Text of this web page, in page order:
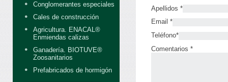
Conglomerantes especiales
Cales de construcción
Agricultura. ENACAL®
Enmiendas calizas
Ganadería. BIOTUVE®
Zoosanitarios
Prefabricados de hormigón
Apellidos *
Email *
Teléfono*
Comentarios *